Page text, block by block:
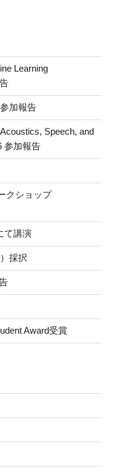
Learning
加報告
Speech, and
参加報告
クショップ
て講演
採択
Award受賞